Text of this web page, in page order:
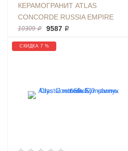
КЕРАМОГРАНИТ ATLAS
CONCORDE RUSSIA EMPIRE
CALACATTA BLACK LAPP 120X278
МРАМОР, ПОЛИРОВАННЫЙ
10309 ₽ 9587 ₽
СКИДКА 7 %